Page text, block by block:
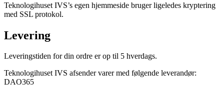
Teknologihuset IVS’s egen hjemmeside bruger ligeledes kryptering
med SSL protokol.
Levering
Leveringstiden for din ordre er op til 5 hverdags.
Teknologihuset IVS afsender varer med følgende leverandør:
DAO365